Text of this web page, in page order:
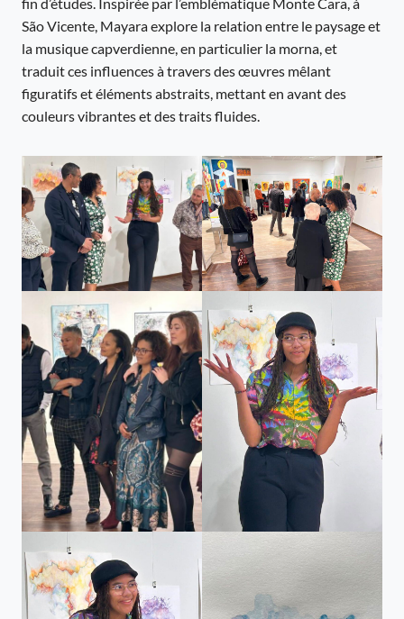
São Vicente, Mayara explore la relation entre le paysage et
la musique capverdienne, en particulier la morna, et
traduit ces influences à travers des œuvres mêlant
figuratifs et éléments abstraits, mettant en avant des
couleurs vibrantes et des traits fluides.